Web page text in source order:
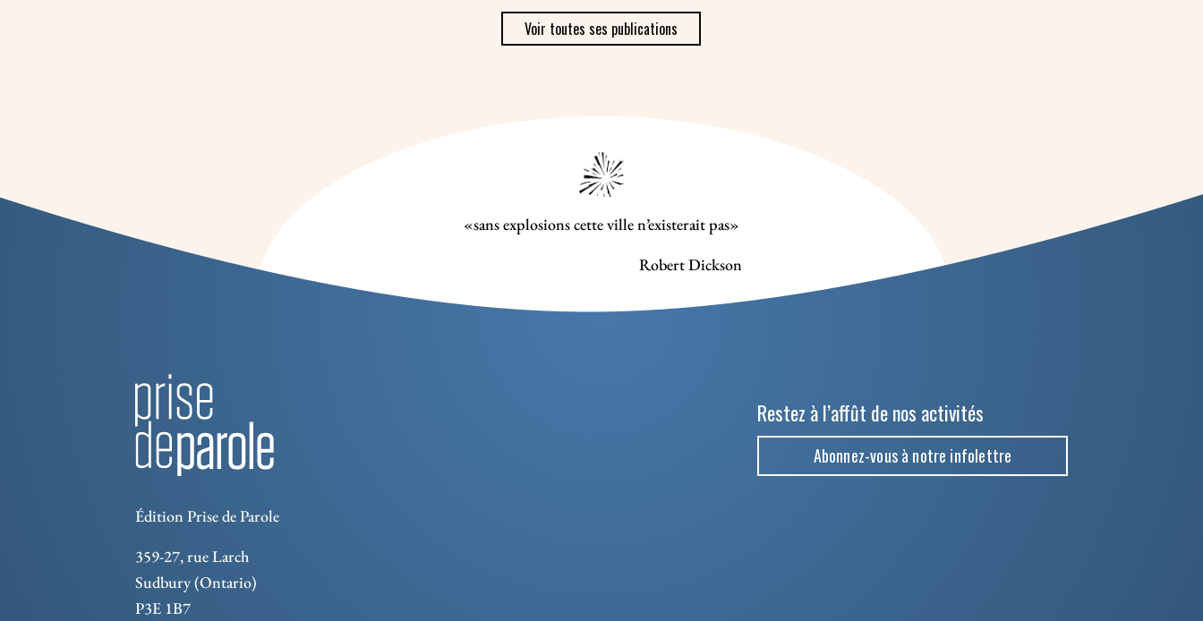
Voir toutes ses publications
«sans explosions cette ville n’existerait pas»
Robert Dickson
Édition Prise de Parole
359-27, rue Larch
Sudbury (Ontario)
P3E 1B7
Restez à l’affût de nos activités
Abonnez-vous à notre infolettre